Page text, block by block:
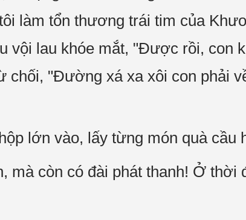
làm tổn thương trái tim của
lau khóe mắt, "Được rồi, con
"Đường xá xa xôi con
lớn vào, lấy từng món quà cầu
mà còn có đài phát thanh! Ở thời